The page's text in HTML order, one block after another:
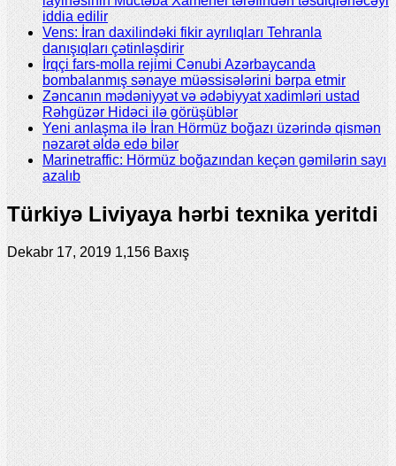
iddia edilir
Vens: İran daxilindəki fikir ayrılıqları Tehranla
danışıqları çətinləşdirir
İrqçi fars-molla rejimi Cənubi Azərbaycanda
bombalanmış sənaye müəssisələrini bərpa etmir
Zəncanın mədəniyyət və ədəbiyyat xadimləri ustad
Rəhgüzər Hidəci ilə görüşüblər
Yeni anlaşma ilə İran Hörmüz boğazı üzərində qismən
nəzarət əldə edə bilər
Marinetraffic: Hörmüz boğazından keçən gəmilərin sayı
azalıb
Türkiyə Liviyaya hərbi texnika yeritdi
Dekabr 17, 2019 1,156 Baxış